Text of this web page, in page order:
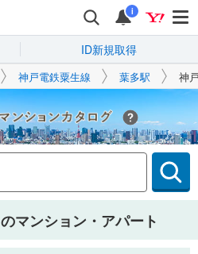
i
ID新規取得
神戸電鉄粟生線 葉多駅 神
Yahoo!不動産
のマンション・アパート